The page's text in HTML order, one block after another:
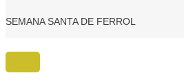
SEMANA SANTA DE FERROL